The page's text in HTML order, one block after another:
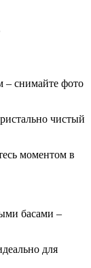
– снимайте фото
чистый
моментом в
басами –
для